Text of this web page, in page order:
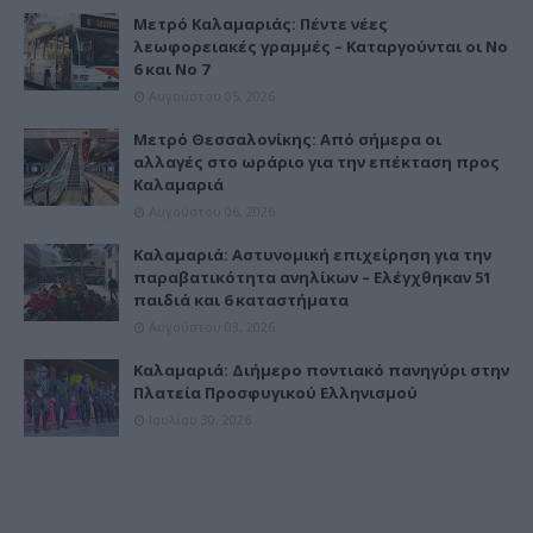
Μετρό Καλαμαριάς: Πέντε νέες
λεωφορειακές γραμμές – Καταργούνται οι Νο
6 και Νο 7
Μετρό Θεσσαλονίκης: Από σήμερα οι
αλλαγές στο ωράριο για την επέκταση προς
Καλαμαριά
Καλαμαριά: Αστυνομική επιχείρηση για την
παραβατικότητα ανηλίκων – Ελέγχθηκαν 51
παιδιά και 6 καταστήματα
Καλαμαριά: Διήμερο ποντιακό πανηγύρι στην
Πλατεία Προσφυγικού Ελληνισμού